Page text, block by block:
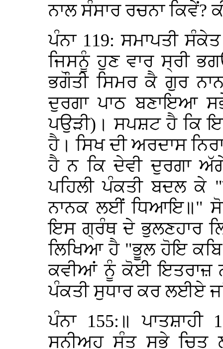
ਨਾਲ ਸੰਸਾਰ ਰਚਨਾ ਕਿਵੇਂ?
ਪੰਨਾ 119: ਸਮਾਪਤੀ
ਜਿਸਨੂੰ ਹੁਣ ਵਾਰ ਸ੍ਰੀ
ਭਗੌਤੀ ਸਿਮਰ ਕੈ ਗੁਰ
ਦੁਰਗਾ ਪਾਠ ਬਣਾਇਆ
ਪਉੜੀ)। ਸਪਸ਼ਟ ਹੈ ਕਿ
ਹੈ। ਸਿਖ ਦੀ ਅਰਦਾਸ
ਹੈ ਨ ਕਿ ਦੇਵੀ ਦੁਰਗਾ
ਪਹਿਲੀ ਪੰਕਤੀ ਬਦਲ ਕੇ
ਨਾਨਕ ਲਈਂ ਧਿਆਇ॥"
ਇਸ ਗ੍ਰੰਥ ਦੇ ਭੁਲਣਹਾਰ
ਲਿਖਿਆ ਹੈ "ਭੂਲ ਹੋਇ ਕਬਿ
ਕਵੀਆਂ ਨੂੰ ਕੋਈ ਇਤਰਾਜ਼
ਪੰਕਤੀ ਸੁਧਾਰ ਕਰ ਲਈਏ
ਪੰਨਾ 155:॥
ਸੁਨੀਅਹੁ ਸੰਤ ਸਭੇ ਚਿਤ